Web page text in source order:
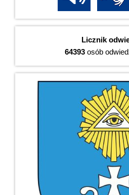
Licznik
64393osób